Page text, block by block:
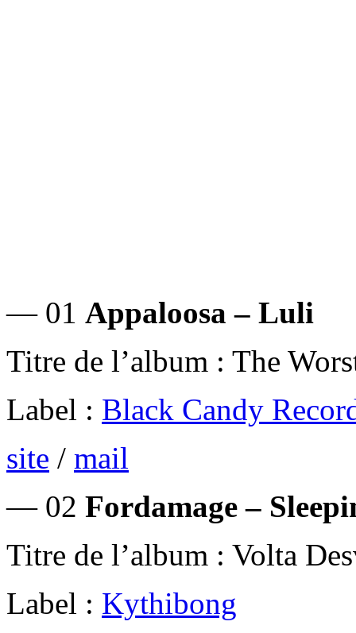
— 01 Appaloosa – Luli
Titre de l’album : The
Label : Black Candy
site / mail
— 02 Fordamage –
Titre de l’album : Volta
Label : Kythibong